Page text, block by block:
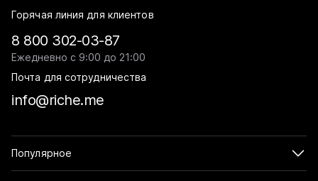
Горячая линия для клиентов
8 800 302-03-87
Ежедневно с 9:00 до 21:00
Почта для сотрудничества
info@riche.me
Популярное